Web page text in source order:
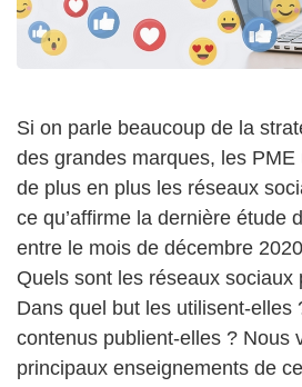
Si on parle beaucoup de la
des grandes marques, les
de plus en plus les réseaux
ce qu’affirme la dernière étude
entre le mois de décembre
Quels sont les réseaux sociaux
Dans quel but les utilisent-elles
contenus publient-elles ? Nous
principaux enseignements de